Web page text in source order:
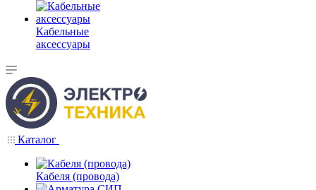
Кабельные
аксессуары
Каталог
Кабеля (провода)